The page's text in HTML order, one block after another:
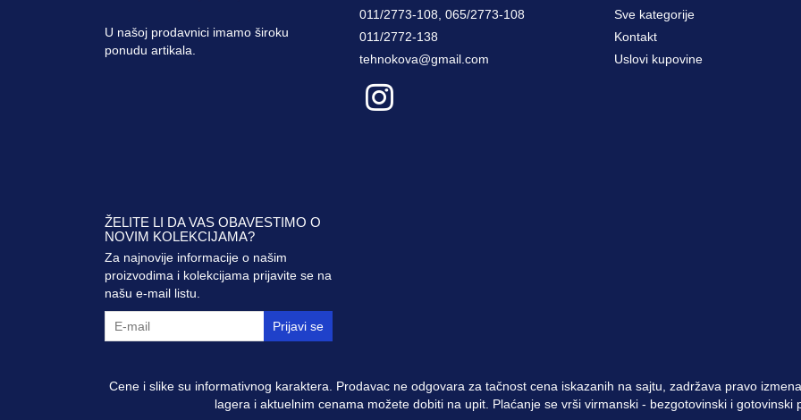
U našoj prodavnici imamo široku
ponudu artikala.
011/2773-108, 065/2773-108
011/2772-138
tehnokova@gmail.com
Sve kategorije
Kontakt
Uslovi kupovine
ŽELITE LI DA VAS OBAVESTIMO O
NOVIM KOLEKCIJAMA?
Za najnovije informacije o našim
proizvodima i kolekcijama prijavite se na
našu e-mail listu.
Prijavi se
Cene i slike su informativnog karaktera. Prodavac ne odgovara za tačnost cena iskazanih na sajtu, zadržava pravo
lagera i aktuelnim cenama možete dobiti na upit. Plaćanje se vrši virmanski - bezgotovinski i gotovinski